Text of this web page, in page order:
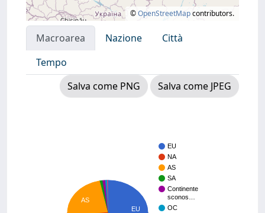
©OpenStreetMapcontributors.
Macroarea Nazione
Città
Tempo
Salva come PNG
Salva come JPEG
EU
NA
AS
SA
Continente
sconos…
OC
EU
AS